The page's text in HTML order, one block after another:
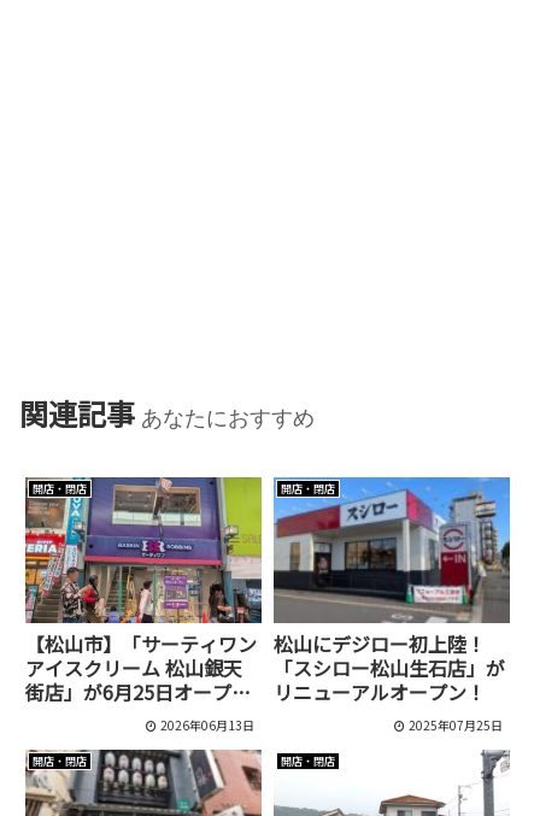
関連記事 あなたにおすすめ
開店・閉店
【松山市】「サーティワン
アイスクリーム 松山銀天
街店」が6月25日オープ
ン！2階はイートイン？
2026年06月13日
開店・閉店
松山にデジロー初上陸！
「スシロー松山生石店」が
リニューアルオープン！
2025年07月25日
開店・閉店 開店・閉店